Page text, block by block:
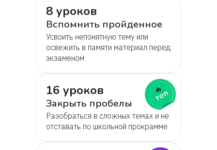
8 уроков
Вспомнить пройденное
Усвоить непонятную тему или
освежить в памяти материал перед
экзаменом
16 уроков
Закрыть пробелы
Разобраться в сложных темах и не
отставать по школьной прокрамме
🔥
топ